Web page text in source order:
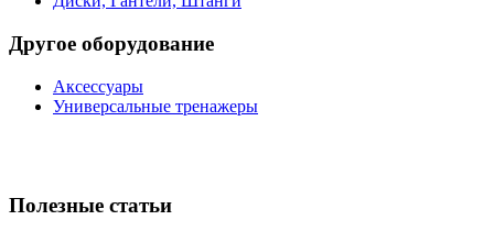
Другое оборудование
Аксессуары
Универсальные тренажеры
Полезные статьи